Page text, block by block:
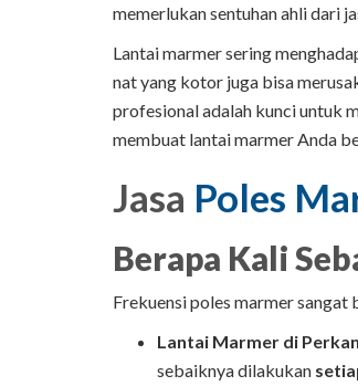
memerlukan sentuhan ahli dari
Lantai marmer sering
nat yang kotor juga bisa
profesional adalah kunci untuk
membuat lantai marmer Anda
Jasa Poles
Berapa Kali
Frekuensi poles marmer
Lantai Marmer di
sebaiknya dilakukan